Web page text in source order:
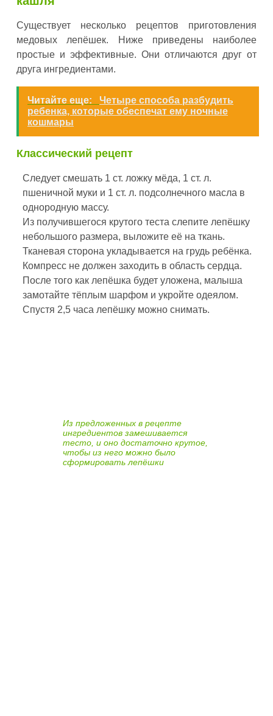
Существует несколько рецептов приготовления
медовых лепёшек. Ниже приведены наиболее
простые и эффективные. Они отличаются друг от
друга ингредиентами.
Читайте еще:
Четыре способа разбудить
ребенка, которые обеспечат ему ночные
кошмары
Классический рецепт
Следует смешать 1 ст. ложку мёда, 1 ст. л.
пшеничной муки и 1 ст. л. подсолнечного масла в
однородную массу.
Из получившегося крутого теста слепите лепёшку
небольшого размера, выложите её на ткань.
Тканевая сторона укладывается на грудь ребёнка.
Компресс не должен заходить в область сердца.
После того как лепёшка будет уложена, малыша
замотайте тёплым шарфом и укройте одеялом.
Спустя 2,5 часа лепёшку можно снимать.
Из предложенных в рецепте
ингредиентов замешивается
тесто, и оно достаточно крутое,
чтобы из него можно было
сформировать лепёшки